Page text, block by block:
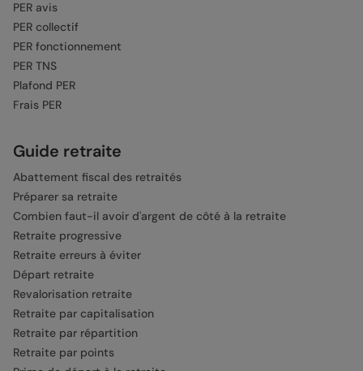
PER avis
PER collectif
PER fonctionnement
PER TNS
Plafond PER
Frais PER
Guide retraite
Abattement fiscal des retraités
Préparer sa retraite
Combien faut-il avoir d'argent de côté à la retraite
Retraite progressive
Retraite erreurs à éviter
Départ retraite
Revalorisation retraite
Retraite par capitalisation
Retraite par répartition
Retraite par points